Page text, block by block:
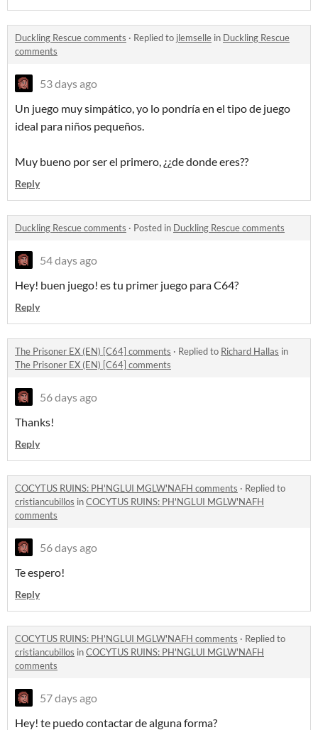
Duckling Rescue comments · Replied to jlemselle in Duckling Rescue
comments
53 days ago
Un juego muy simpático, yo lo pondría en el tipo de juego
ideal para niños pequeños.
Muy bueno por ser el primero, ¿¿de donde eres??
Reply
Duckling Rescue comments · Posted in Duckling Rescue comments
54 days ago
Hey! buen juego! es tu primer juego para C64?
Reply
The Prisoner EX (EN) [C64] comments · Replied to Richard Hallas in
The Prisoner EX (EN) [C64] comments
56 days ago
Thanks!
Reply
COCYTUS RUINS: PH'NGLUI MGLW'NAFH comments · Replied to
cristiancubillos inCOCYTUS RUINS: PH'NGLUI MGLW'NAFH
comments
56 days ago
Te espero!
Reply
COCYTUS RUINS: PH'NGLUI MGLW'NAFH comments · Replied to
cristiancubillos inCOCYTUS RUINS: PH'NGLUI MGLW'NAFH
comments
57 days ago
Hey! te puedo contactar de alguna forma?